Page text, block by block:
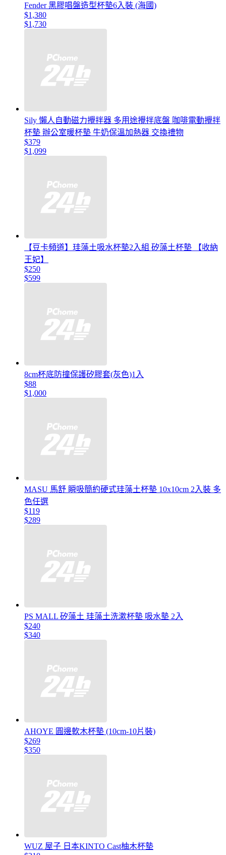
Fender 黑膠唱盤造型杯墊6入裝 (海國)
$1,380
$1,730
Sily 懶人自動磁力攪拌器 多用途攪拌底盤 咖啡電動攪拌
杯墊 辦公室暖杯墊 牛奶保溫加熱器 交換禮物
$379
$1,099
【豆卡頻道】珪藻土吸水杯墊2入組 矽藻土杯墊 【收納
王妃】
$250
$599
8cm杯底防撞保護矽膠套(灰色)1入
$88
$1,000
MASU 馬舒 瞬吸簡約硬式珪藻土杯墊 10x10cm 2入裝 多
色任選
$119
$289
PS MALL 矽藻土 珪藻土洗漱杯墊 吸水墊 2入
$240
$340
AHOYE 圓邊軟木杯墊 (10cm-10片裝)
$269
$350
WUZ 屋子 日本KINTO Cast柚木杯墊